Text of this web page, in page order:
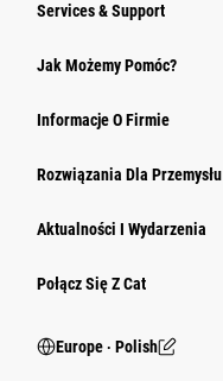
Services & Support
Jak Możemy Pomóc?
Informacje O Firmie
Rozwiązania Dla Przemysłu
Aktualności I Wydarzenia
Połącz Się Z Cat
Europe ‧ Polish